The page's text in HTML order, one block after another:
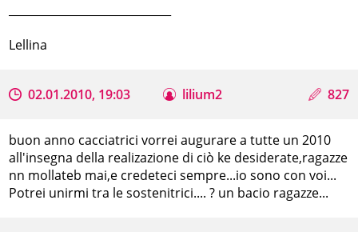
Lellina
02.01.2010, 19:03 lilium2 827
buon anno cacciatrici vorrei augurare a tutte un 2010
all'insegna della realizazione di ciò ke desiderate,ragazze
nn mollateb mai,e credeteci sempre...io sono con voi...
Potrei unirmi tra le sostenitrici.... ? un bacio ragazze...